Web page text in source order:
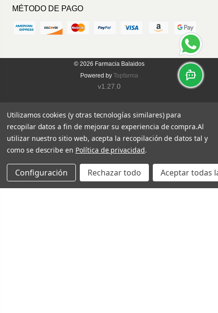
MÉTODO DE PAGO
© 2026 Farmacia Balaidos
Powered by Topfarma
v1.27.0
Utilizamos cookies (y otras tecnologías similares) para
recopilar datos a fin de mejorar su experiencia de compra.Al
utilizar nuestro sitio web, acepta la recopilación de datos tal y
como se describe en Política de privacidad.
Configuración Rechazar todo Aceptar todas